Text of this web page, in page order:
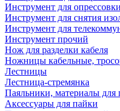
Инструмент для опрессовки
Инструмент для снятия
Инструмент для
Инструмент прочий
Нож для разделки кабеля
Ножницы кабельные,
Лестницы
Лестница-стремянка
Паяльники, материалы для
Аксессуары для пайки